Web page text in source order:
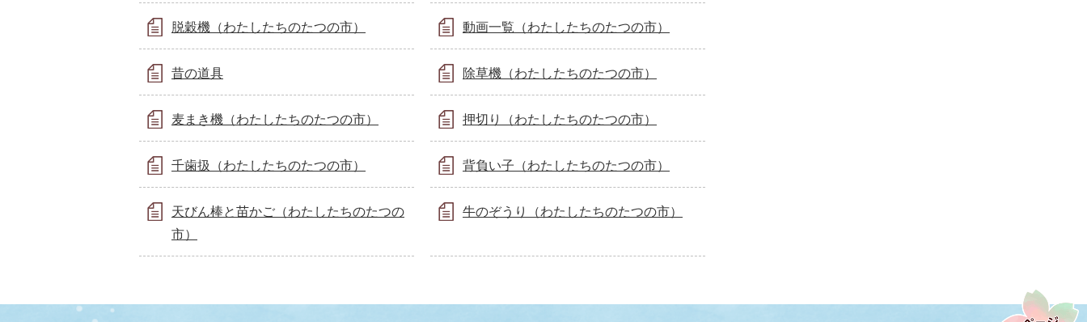
脱穀機（わたしたちのたつの市） 動画一覧（わたしたちのたつの市）
昔の道具 除草機（わたしたちのたつの市）
麦まき機（わたしたちのたつの市） 押切り（わたしたちのたつの市）
千歯扱（わたしたちのたつの市） 背負い子（わたしたちのたつの市）
天びん棒と苗かご（わたしたちのたつの
市）
牛のぞうり（わたしたちのたつの市）